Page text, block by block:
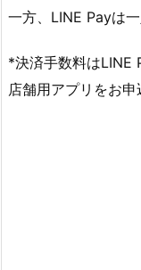
一方、LINE Payは
*決済手数料はLINE
店舗用アプリをお申